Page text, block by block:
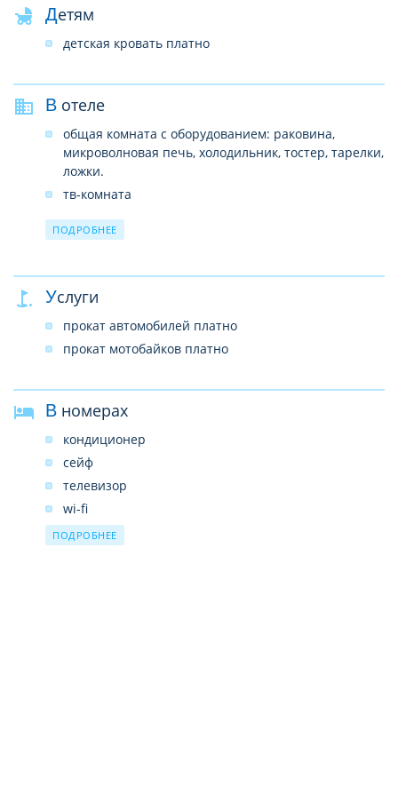
Детям
детская кровать платно
В отеле
общая комната с оборудованием: раковина,
микроволновая печь, холодильник, тостер, тарелки,
ложки.
тв-комната
парковка
wi-fi
сад
терраса
ПОДРОБНЕЕ
Услуги
прокат автомобилей платно
прокат мотобайков платно
В номерах
кондиционер
сейф
телевизор
wi-fi
телефон платно
ПОДРОБНЕЕ